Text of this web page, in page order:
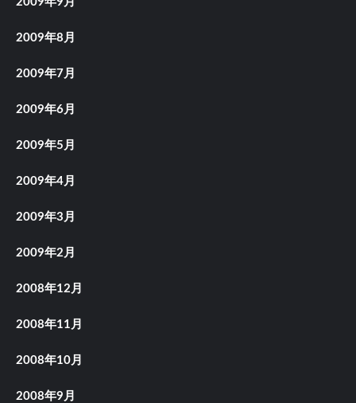
2009年8月
2009年7月
2009年6月
2009年5月
2009年4月
2009年3月
2009年2月
2008年12月
2008年11月
2008年10月
2008年9月